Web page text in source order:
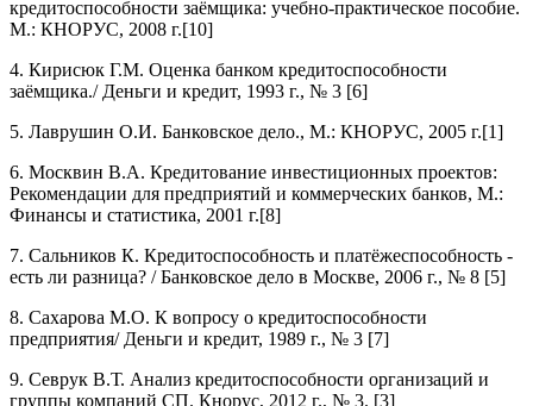
кредитоспособности заёмщика: учебно-практическое пособие.
М.: КНОРУС, 2008 г.[10]
4. Кирисюк Г.М. Оценка банком кредитоспособности
заёмщика./ Деньги и кредит, 1993 г., № 3 [6]
5. Лаврушин О.И. Банковское дело., М.: КНОРУС, 2005 г.[1]
6. Москвин В.А. Кредитование инвестиционных проектов:
Рекомендации для предприятий и коммерческих банков, М.:
Финансы и статистика, 2001 г.[8]
7. Сальников К. Кредитоспособность и платёжеспособность -
есть ли разница? / Банковское дело в Москве, 2006 г., № 8 [5]
8. Сахарова М.О. К вопросу о кредитоспособности
предприятия/ Деньги и кредит, 1989 г., № 3 [7]
9. Севрук В.Т. Анализ кредитоспособности организаций и
группы компаний СП. Кнорус, 2012 г., № 3. [3]